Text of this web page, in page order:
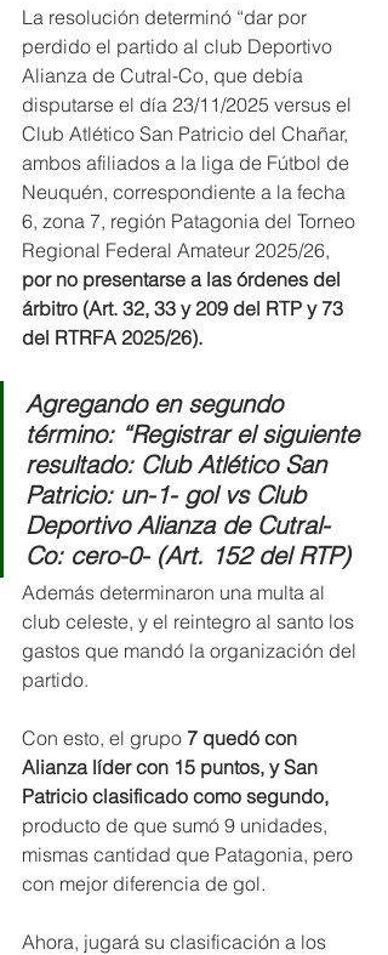
La resolución determinó “dar por
perdido el partido al club Deportivo
Alianza de Cutral-Co, que debía
disputarse el día 23/11/2025 versus el
Club Atlético San Patricio del Chañar,
ambos afiliados a la liga de Fútbol de
Neuquén, correspondiente a la fecha
6, zona 7, región Patagonia del Torneo
Regional Federal Amateur 2025/26,
por no presentarse a las órdenes del
árbitro (Art. 32, 33 y 209 del RTP y 73
del RTRFA 2025/26).
Agregando en segundo
término: “Registrar el siguiente
resultado: Club Atlético San
Patricio: un-1- gol vs Club
Deportivo Alianza de Cutral-
Co: cero-0- (Art. 152 del RTP)
Además determinaron una multa al
club celeste, y el reintegro al santo los
gastos que mandó la organización del
partido.
Con esto, el grupo 7 quedó con
Alianza líder con 15 puntos, y San
Patricio clasificado como segundo,
producto de que sumó 9 unidades,
mismas cantidad que Patagonia, pero
con mejor diferencia de gol.
Ahora, jugará su clasificación a los